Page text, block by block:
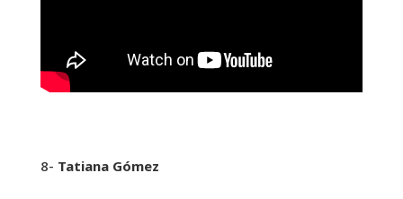
8- Tatiana Gómez